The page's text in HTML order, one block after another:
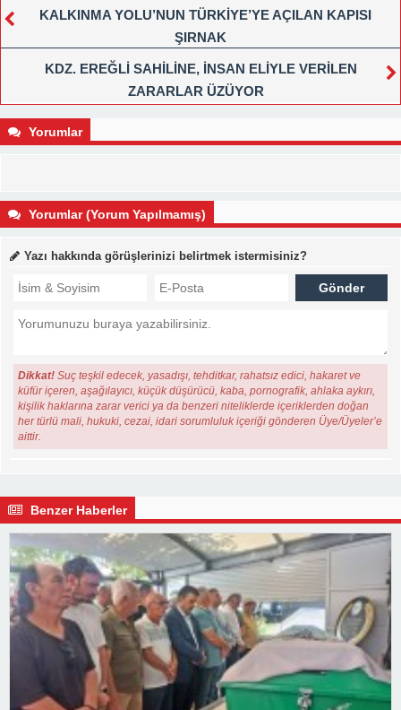
KALKINMA YOLU’NUN TÜRKİYE’YE AÇILAN KAPISI
ŞIRNAK
KDZ. EREĞLİ SAHİLİNE, İNSAN ELİYLE VERİLEN
ZARARLAR ÜZÜYOR
Yorumlar
Yorumlar (Yorum Yapılmamış)
Yazı hakkında görüşlerinizi belirtmek istermisiniz?
Dikkat! Suç teşkil edecek, yasadışı, tehditkar, rahatsız edici, hakaret ve
küfür içeren, aşağılayıcı, küçük düşürücü, kaba, pornografik, ahlaka aykırı,
kişilik haklarına zarar verici ya da benzeri niteliklerde içeriklerden doğan
her türlü mali, hukuki, cezai, idari sorumluluk içeriği gönderen Üye/Üyeler’e
aittir.
Benzer Haberler